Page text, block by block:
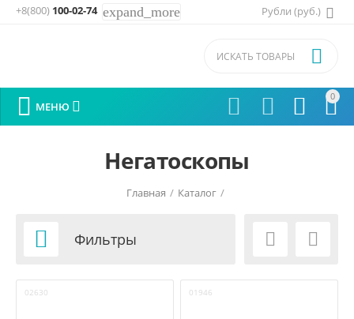
Рубли (руб.)
+8(800) 100-02-74 expand_more
0


 

 МЕНЮ 
Негатоскопы
Главная / Каталог /
 Фильтры  
02630 01946